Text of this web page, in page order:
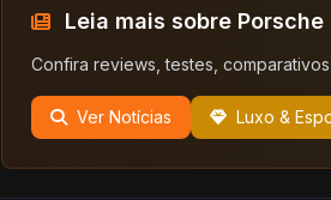
Leia mais sobre Porsche
Confira reviews, testes,
Ver Notícias Luxo &